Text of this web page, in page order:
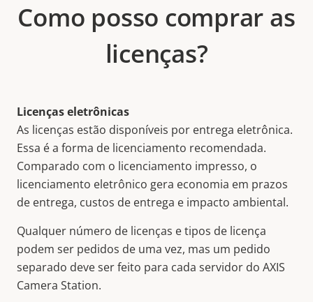
Como posso comprar as
licenças?
Licenças eletrônicas
As licenças estão disponíveis por entrega eletrônica.
Essa é a forma de licenciamento recomendada.
Comparado com o licenciamento impresso, o
licenciamento eletrônico gera economia em prazos
de entrega, custos de entrega e impacto ambiental.
Qualquer número de licenças e tipos de licença
podem ser pedidos de uma vez, mas um pedido
separado deve ser feito para cada servidor do AXIS
Camera Station.